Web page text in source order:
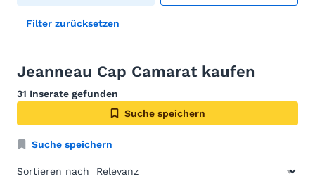
Filter zurücksetzen
Jeanneau Cap Camarat kaufen
31 Inserate gefunden
Suche speichern
Suche speichern
Sortieren nach